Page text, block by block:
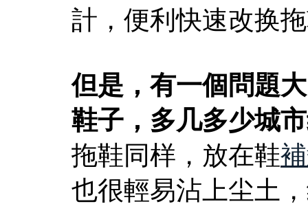
計，便利快速改换
但是，有一個問題
鞋子，多几多少城
拖鞋同样，放在鞋
也很輕易沾上尘土